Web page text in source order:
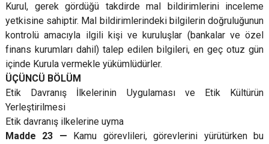
Kurul, gerek gördüğü takdirde mal bildirimlerini inceleme
yetkisine sahiptir. Mal bildirimlerindeki bilgilerin doğruluğunun
kontrolü amacıyla ilgili kişi ve kuruluşlar (bankalar ve özel
finans kurumları dahil) talep edilen bilgileri, en geç otuz gün
içinde Kurula vermekle yükümlüdürler.
ÜÇÜNCÜ BÖLÜM
Etik Davranış İlkelerinin Uygulaması ve Etik Kültürün
Yerleştirilmesi
Etik davranış ilkelerine uyma
Madde 23 — Kamu görevlileri, görevlerini yürütürken bu